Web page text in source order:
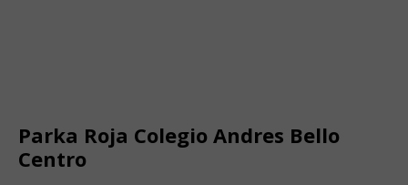
Parka Roja Colegio Andres Bello
Centro